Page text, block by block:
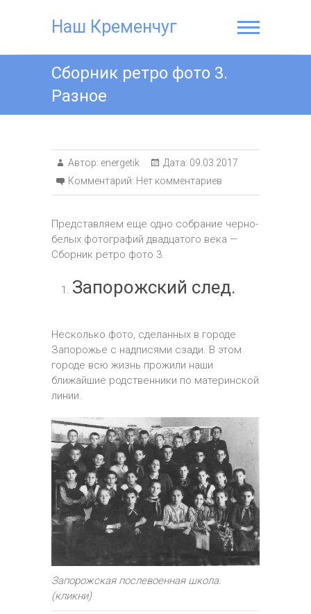
Наш Кременчуг
Сборник ретро фото 3.
Разное
Автор: energetik Дата: 09.03.2017
Комментарий: Нет комментариев
Представляем еще одно собрание черно-
белых фотографий двадцатого века —
Сборник ретро фото 3.
Запорожский след.
Несколько фото, сделанных в городе
Запорожье с надписями сзади. В этом
городе всю жизнь прожили наши
ближайшие родственники по материнской
линии.
Запорожская послевоенная школа.
(кликни)